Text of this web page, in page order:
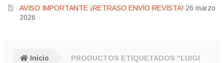
AVISO IMPORTANTE ¡RETRASO ENVÍO REVISTA! 26 marzo
2026
Inicio
PRODUCTOS ETIQUETADOS “LUIGI